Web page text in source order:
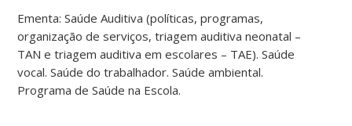
Ementa: Saúde Auditiva (políticas, programas,
organização de serviços, triagem auditiva neonatal –
TAN e triagem auditiva em escolares – TAE). Saúde
vocal. Saúde do trabalhador. Saúde ambiental.
Programa de Saúde na Escola.